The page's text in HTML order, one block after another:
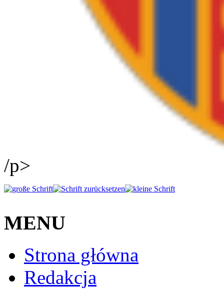
/p>
MENU
Strona główna
Redakcja